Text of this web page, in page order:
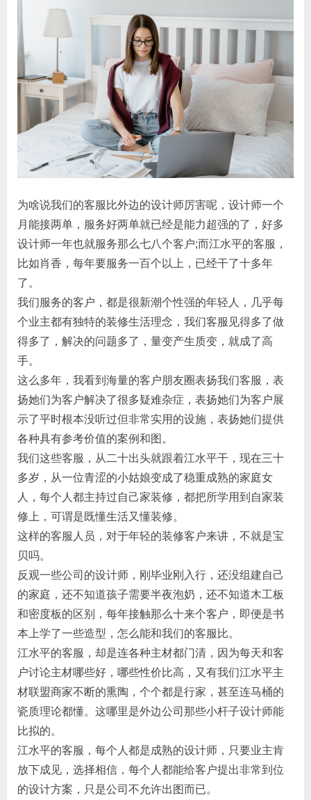
为啥说我们的客服比外边的设计师厉害呢，设计师一个
月能接两单，服务好两单就已经是能力超强的了，好多
设计师一年也就服务那么七八个客户;而江水平的客服，
比如肖香，每年要服务一百个以上，已经干了十多年
了。
我们服务的客户，都是很新潮个性强的年轻人，几乎每
个业主都有独特的装修生活理念，我们​客服​见得多了做
得多了，解决的问题多了，量变产生质变，就成了高
手。
这么多年，我看到海量的客户朋友圈表扬我们客服，表
扬她们为客户解决了很多疑难杂症，表扬她们为客户展
示了平时根本没听过但非常实用的设施，表扬她们提供
各种具有参考价值的案例和图。
我们这些​客服​，从二十出头就跟着江水平干，现在三十
多岁，从一位青涩的小姑娘变成了稳重成熟的家庭女
人，每个人都主持过自己家装修，都把所学用到自家装
修上，可谓是既懂生活又懂装修。
这样的客服人员，对于年轻的装修客户来讲，不就是宝
贝吗。
反观一些公司的设计师，刚毕业刚入行，还没组建自己
的家庭，还不知道孩子需要半夜泡奶，还不知道木工板
和密度板的区别，每年接触那么十来个客户，即便是书
本上学了一些造型，怎么能和我们的​客服​比。
江水平的客服，却是连各种主材都门清，因为每天和客
户讨论主材哪些好，哪些性价比高，又有我们江水平主
材联盟商家不断的熏陶，个个都是行家，甚至连马桶的
瓷质理论都懂。这哪里是外边公司那些小杆子设计师能
比拟的。
江水平的​客服​，每个人都是成熟的设计师，只要业主肯
放下成见，选择相信，每个人都能给客户提出非常到位
的设计方案，只是公司不允许出图而已。